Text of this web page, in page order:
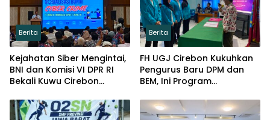
Berita
Kejahatan Siber Mengintai,
BNI dan Komisi VI DPR RI
Bekali Kuwu Cirebon
Berita
FH UGJ Cirebon Kukuhkan
Pengurus Baru DPM dan
BEM, Ini Program